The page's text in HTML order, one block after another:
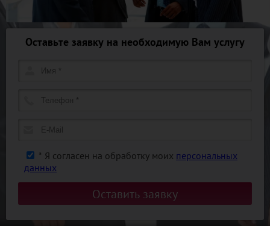
Оставьте заявку на необходимую Вам услугу
* Я согласен на обработку моих персональных
данных
Оставить заявку